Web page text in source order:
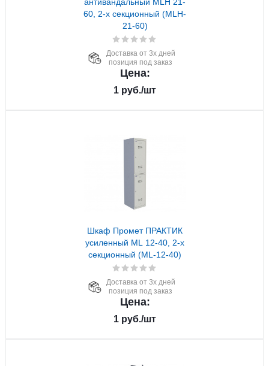
60, 2-х секционный (MLH-
21-60)
Доставка от 3х дней
позиция под заказ
Цена:
1 руб./шт
Шкаф Промет ПРАКТИК
усиленный ML 12-40, 2-х
секционный (ML-12-40)
Доставка от 3х дней
позиция под заказ
Цена:
1 руб./шт